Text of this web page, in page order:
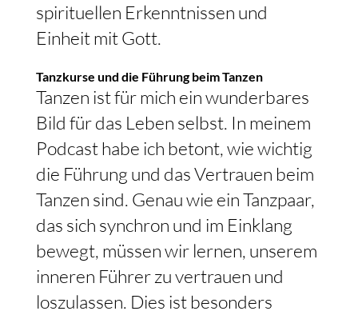
spirituellen Erkenntnissen und
Einheit mit Gott.
Tanzkurse und die Führung beim Tanzen
Tanzen ist für mich ein wunderbares
Bild für das Leben selbst. In meinem
Podcast habe ich betont, wie wichtig
die Führung und das Vertrauen beim
Tanzen sind. Genau wie ein Tanzpaar,
das sich synchron und im Einklang
bewegt, müssen wir lernen, unserem
inneren Führer zu vertrauen und
loszulassen. Dies ist besonders